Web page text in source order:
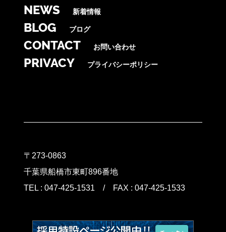
NEWS 新着情報
BLOG ブログ
CONTACT お問い合わせ
PRIVACY プライバシーポリシー
〒273-0863
千葉県船橋市東町896番地
TEL : 047-425-1531 / FAX : 047-425-1533